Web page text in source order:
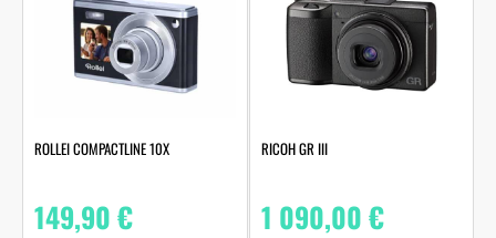
ROLLEI COMPACTLINE 10X
149,90€
RICOH GR III
1 090,00€